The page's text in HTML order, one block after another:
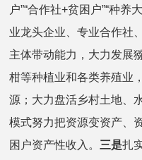
户”“合作社+贫困户”“种
业龙头企业、专业合作社
主体带动能力，大力发展
柑等种植业和各类养殖业
源；大力盘活乡村土地、
模式努力把资源变资产、
困户资产性收入。 三是扎